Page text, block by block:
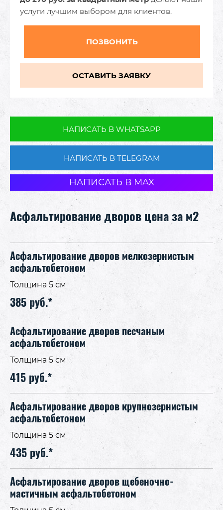
услуги лучшим выбором для клиентов.
ПОЗВОНИТЬ
ОСТАВИТЬ ЗАЯВКУ
НАПИСАТЬ В WHATSAPP
НАПИСАТЬ В TELEGRAM
НАПИСАТЬ В MAX
Асфальтирование дворов цена за м2
Асфальтирование дворов мелкозернистым
асфальтобетоном
Толщина 5 см
385 руб.*
Асфальтирование дворов песчаным
асфальтобетоном
Толщина 5 см
415 руб.*
Асфальтирование дворов крупнозерниcтым
асфальтобетоном
Толщина 5 см
435 руб.*
Асфальтирование дворов щебеночно-
мастичным асфальтобетоном